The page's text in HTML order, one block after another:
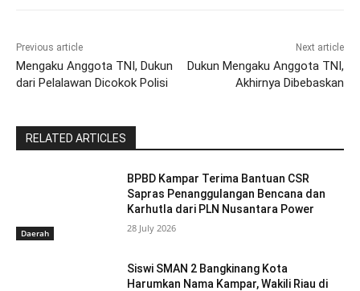
Previous article
Mengaku Anggota TNI, Dukun
dari Pelalawan Dicokok Polisi
Next article
Dukun Mengaku Anggota TNI,
Akhirnya Dibebaskan
RELATED ARTICLES
Daerah
BPBD Kampar Terima Bantuan CSR
Sapras Penanggulangan Bencana dan
Karhutla dari PLN Nusantara Power
28 July 2026
Siswi SMAN 2 Bangkinang Kota
Harumkan Nama Kampar, Wakili Riau di